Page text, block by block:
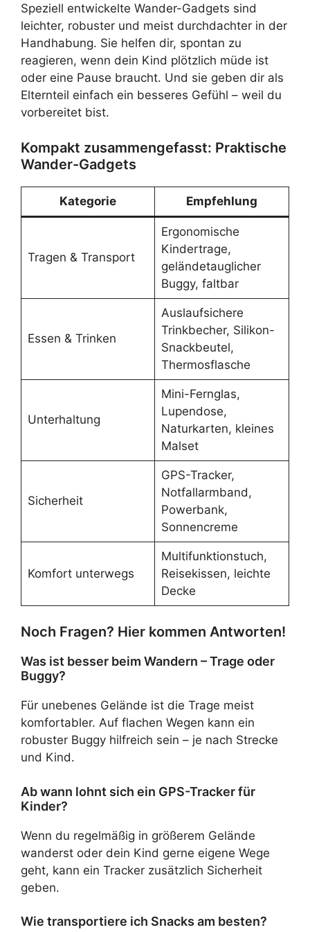
Speziell entwickelte Wander-Gadgets sind
leichter, robuster und meist durchdachter in der
Handhabung. Sie helfen dir, spontan zu
reagieren, wenn dein Kind plötzlich müde ist
oder eine Pause braucht. Und sie geben dir als
Elternteil einfach ein besseres Gefühl – weil du
vorbereitet bist.
Kompakt zusammengefasst: Praktische
Wander-Gadgets
Kategorie Empfehlung
Tragen & Transport
Ergonomische
Kindertrage,
geländetauglicher
Buggy, faltbar
Essen & Trinken
Auslaufsichere
Trinkbecher, Silikon-
Snackbeutel,
Thermosflasche
Unterhaltung
Mini-Fernglas,
Lupendose,
Naturkarten, kleines
Malset
Sicherheit
GPS-Tracker,
Notfallarmband,
Powerbank,
Sonnencreme
Komfort unterwegs
Multifunktionstuch,
Reisekissen, leichte
Decke
Noch Fragen? Hier kommen Antworten!
Was ist besser beim Wandern – Trage oder
Buggy?
Für unebenes Gelände ist die Trage meist
komfortabler. Auf flachen Wegen kann ein
robuster Buggy hilfreich sein – je nach Strecke
und Kind.
Ab wann lohnt sich ein GPS-Tracker für
Kinder?
Wenn du regelmäßig in größerem Gelände
wanderst oder dein Kind gerne eigene Wege
geht, kann ein Tracker zusätzlich Sicherheit
geben.
Wie transportiere ich Snacks am besten?